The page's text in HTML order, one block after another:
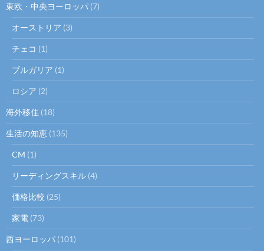
東欧・中央ヨーロッパ (7)
オーストリア (3)
チェコ (1)
ブルガリア (1)
ロシア (2)
海外移住 (18)
生活の知恵 (135)
CM (1)
リーディングスキル (4)
価格比較 (25)
家電 (73)
西ヨーロッパ (101)